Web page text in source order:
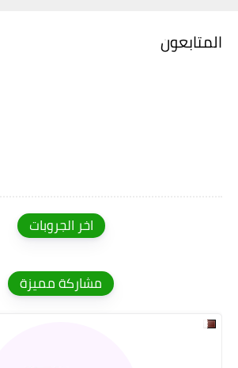
المتابعون
اخر الجروبات
مشاركة مميزة